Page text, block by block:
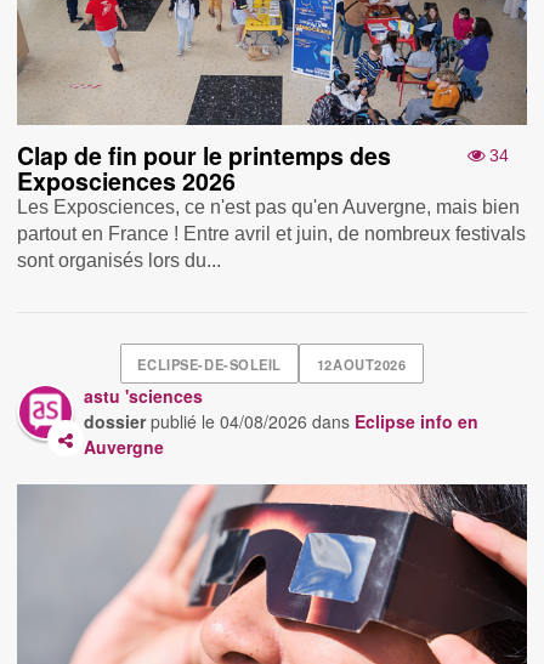
34
Clap de fin pour le printemps des
Exposciences 2026
Les Exposciences, ce n'est pas qu'en Auvergne, mais bien
partout en France ! Entre avril et juin, de nombreux festivals
sont organisés lors du...
ECLIPSE-DE-SOLEIL 12AOUT2026
astu 'sciences
dossierpublié le04/08/2026 dans Eclipse info en
Auvergne